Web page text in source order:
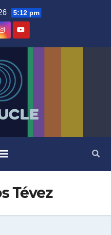
5:12 pm
Tévez